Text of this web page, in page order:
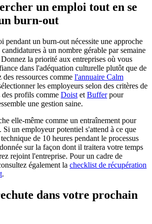
un emploi tout en se
burn-out
pendant un burn-out nécessite une approche
à un nombre gérable par semaine
la priorité aux entreprises où vous
dans l'adéquation culturelle plutôt que de
ressources comme l'annuaire Calm
les employeurs selon des critères de
profils comme Doist et Bufferpour
une gestion saine.
elle-même comme un entraînement pour
un employeur potentiel s'attend à ce que
de 10 heures pendant le processus
sur la façon dont il traitera votre temps
rejoint l'entreprise. Pour un cadre de
également la checklist de récupération
.
dans votre prochain